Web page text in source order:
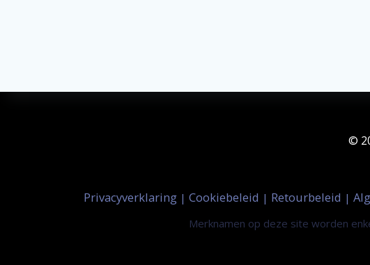
©
Privacyverklaring | Cookiebeleid | Retourbeleid |
Merknamen op deze site worden